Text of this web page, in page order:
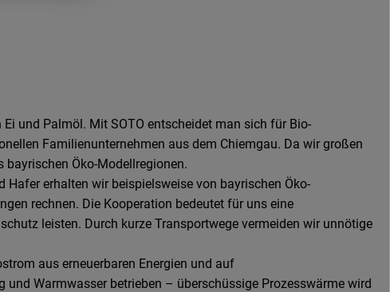
und Palmöl. Mit SOTO entscheidet man sich für Bio-
Familienunternehmen aus dem Chiemgau. Da wir großen
Öko-Modellregionen.
erhalten wir beispielsweise von bayrischen Öko-
rechnen. Die Kooperation bedeutet für uns eine
leisten. Durch kurze Transportwege vermeiden wir unnötige
aus erneuerbaren Energien und auf
Warmwasser betrieben – überschüssige Prozesswärme wird